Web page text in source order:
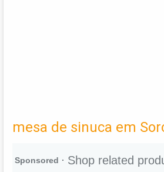
mesa de sinuca em